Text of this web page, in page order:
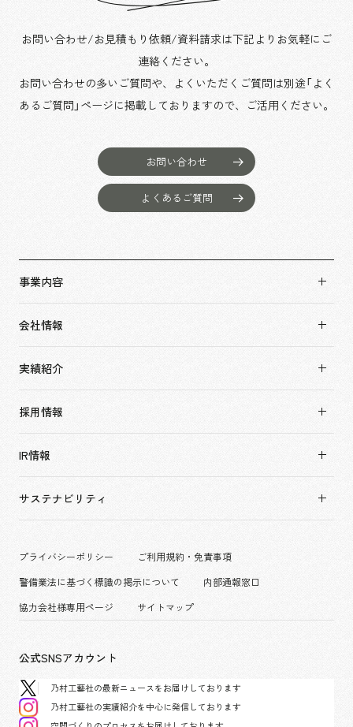
お問い合わせ/お見積もり依頼/資料請求は下記よりお気軽にご
連絡ください。
お問い合わせの多いご質問や、よくいただくご質問は別途「よく
あるご質問」ページに掲載しておりますので、
ご活用ください。
お問い合わせ
よくあるご質問
事業内容
会社情報
ソーシャルグッド
会社概要・アクセス
役員構成・組織図
実績紹介
アーバン & リテール
ホスピタリティ
コーポレート
コンベンション & イベント
パブリック
採用情報
キャリア採用
働く環境
IR情報
サステナビリティ
プライバシーポリシー
ご利用規約・免責事項
警備業法に基づく標識の掲示について
内部通報窓口
協力会社様専用ページ
サイトマップ
公式SNSアカウント
乃村工藝社の最新ニュースをお届けしております
乃村工藝社の実績紹介を中心に発信しております